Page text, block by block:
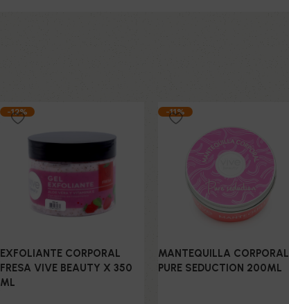
-12%
EXFOLIANTE CORPORAL
FRESA VIVE BEAUTY X 350
ML
-11%
MANTEQUILLA CORPORAL
PURE SEDUCTION 200ML